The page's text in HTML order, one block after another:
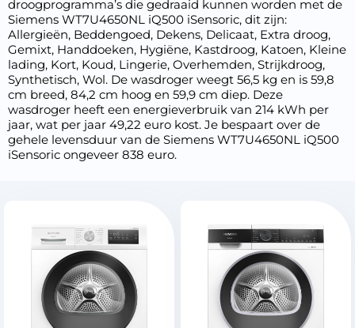
droogprogramma’s die gedraaid kunnen worden met de
Siemens WT7U4650NL iQ500 iSensoric, dit zijn:
Allergieën, Beddengoed, Dekens, Delicaat, Extra droog,
Gemixt, Handdoeken, Hygiëne, Kastdroog, Katoen, Kleine
lading, Kort, Koud, Lingerie, Overhemden, Strijkdroog,
Synthetisch, Wol. De wasdroger weegt 56,5 kg en is 59,8
cm breed, 84,2 cm hoog en 59,9 cm diep. Deze
wasdroger heeft een energieverbruik van 214 kWh per
jaar, wat per jaar 49,22 euro kost. Je bespaart over de
gehele levensduur van de Siemens WT7U4650NL iQ500
iSensoric ongeveer 838 euro.